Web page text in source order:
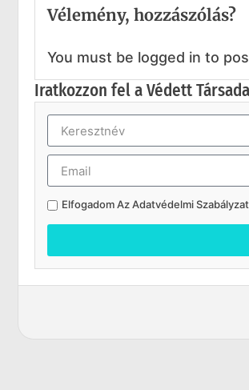
Vélemény, hozzászólás?
You must be logged in to
Iratkozzon fel a Védett
Elfogadom AzAdatvédelmi